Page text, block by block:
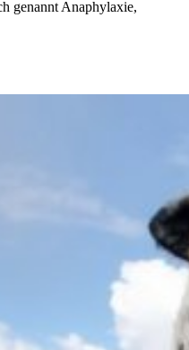
genannt Anaphylaxie,